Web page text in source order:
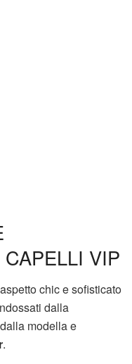
VIP
chic e sofisticato
dalla
modella e
.